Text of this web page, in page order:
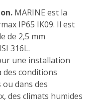
MARINE est la
IP65 IK09. Il est
de 2,5 mm
316L.
une installation
des conditions
dans des
des climats humides